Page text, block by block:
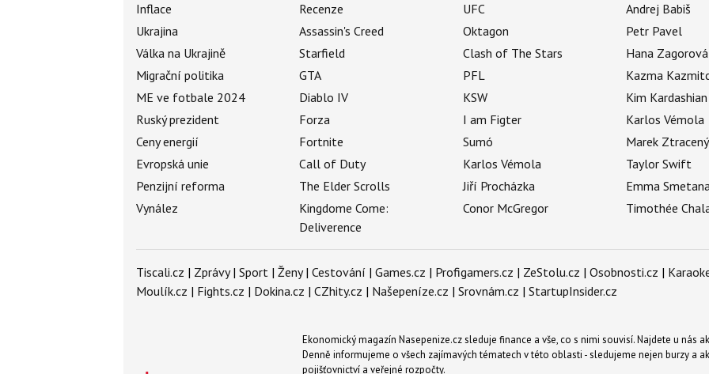
Inflace
Ukrajina
Válka na Ukrajině
Migrační politika
ME ve fotbale 2024
Ruský prezident
Ceny energií
Evropská unie
Penzijní reforma
Vynález
Recenze
Assassin's Creed
Starfield
GTA
Diablo IV
Forza
Fortnite
Call of Duty
The Elder Scrolls
Kingdome Come:
Deliverence
UFC
Oktagon
Clash of The Stars
PFL
KSW
I am Figter
Sumó
Karlos Vémola
Jiří Procházka
Conor McGregor
Andrej Babiš
Petr Pavel
Hana Zagorová
Kazma
Kim Kardashian
Karlos Vémola
Marek Ztracený
Taylor Swift
Emma
Timothée
Tiscali.cz | Zprávy| Sport | Ženy| Cestování | Games.cz | Profigamers.cz | ZeStolu.cz | Osobnosti.cz |
Moulík.cz | Fights.cz | Dokina.cz | CZhity.cz | Našepeníze.cz | Srovnám.cz | StartupInsider.cz
Ekonomický magazín Nasepenize.cz sleduje finance a vše, co s nimi souvisí. Najdete u nás
Denně informujeme o všech zajímavých tématech v této oblasti - sledujeme nejen burzy a
pojišťovnictví a veřejné rozpočty.